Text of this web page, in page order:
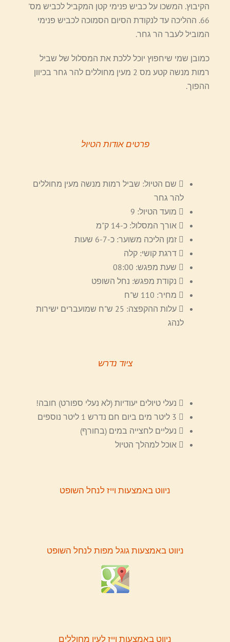
הקיבוץ. המשכו על כביש פנימי קטן המקביל לכביש מס'
66. ההליכה עד לנקודת הסיום הסמוכה לכביש פנימי
המוביל לעבר הר גחר.
כמובן שמי שיחפוץ יוכל ללכת את המסלול של שביל
רמות מנשה קטע מס 2 מעין מחוללים להר גחר בכיוון
ההפוך.
פרטים אודות הטיול
שם הטיול: שביל רמות מנשה מעין מחוללים
להר גחר
מועד הטיול: 9
אורך המסלול: כ-14 ק"מ
זמן הליכה משוער: כ-6-7 שעות
דרגת קושי: קלה
שעת מפגש: 08:00
נקודת מפגש: נחל השופט
מחיר: 110 ש"ח
עלות ההקפצה: 25 ש"ח שמועברים ישירות
לנהג
ציוד נדרש
נעלי טיולים יעודיות (לא נעלי ספורט) חובה!
3 ליטר מים ביום חם נדרש 1 ליטר נוספים
נעליים לחצייה במים (בחורף)
אוכל למהלך הטיול
ניווט באמצעות וייז לנחל השופט
ניווט באמצעות גוגל מפות לנחל השופט
ניווט באמצעות וייז לעין מחוללים